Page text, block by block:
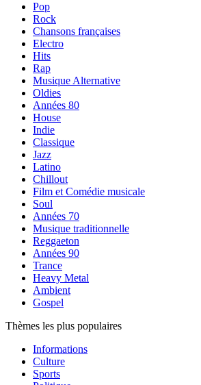
Pop
Rock
Chansons françaises
Electro
Hits
Rap
Musique Alternative
Oldies
Années 80
House
Indie
Classique
Jazz
Latino
Chillout
Film et Comédie musicale
Soul
Années 70
Musique traditionnelle
Reggaeton
Années 90
Trance
Heavy Metal
Ambient
Gospel
Thèmes les plus populaires
Informations
Culture
Sports